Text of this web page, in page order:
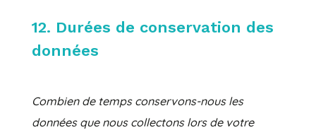
12. Durées de conservation des
données
Combien de temps conservons-nous les
données que nous collectons lors de votre